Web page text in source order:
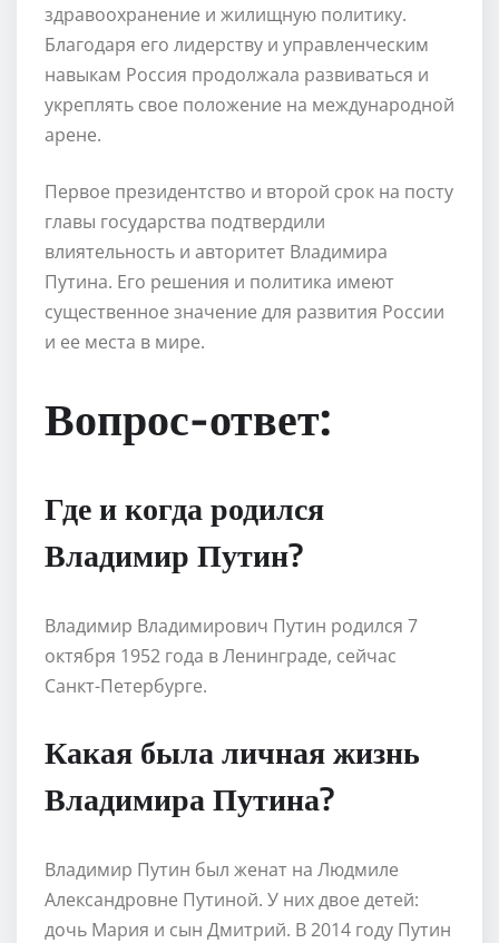
здравоохранение и жилищную политику.
Благодаря его лидерству и управленческим
навыкам Россия продолжала развиваться и
укреплять свое положение на международной
арене.
Первое президентство и второй срок на посту
главы государства подтвердили
влиятельность и авторитет Владимира
Путина. Его решения и политика имеют
существенное значение для развития России
и ее места в мире.
Вопрос-ответ:
Где и когда родился
Владимир Путин?
Владимир Владимирович Путин родился 7
октября 1952 года в Ленинграде, сейчас
Санкт-Петербурге.
Какая была личная жизнь
Владимира Путина?
Владимир Путин был женат на Людмиле
Александровне Путиной. У них двое детей:
дочь Мария и сын Дмитрий. В 2014 году Путин